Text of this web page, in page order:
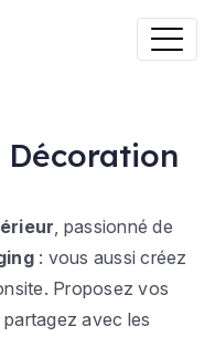
Décoration
, passionné de
: vous aussi créez
Proposez vos
avec les